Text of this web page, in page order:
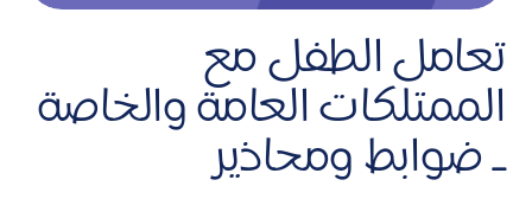
تعامل الطفل مع
الممتلكات العامة والخاصة
ـ ضوابط ومحاذير